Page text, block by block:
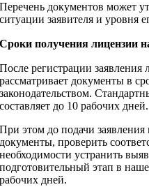
Перечень документов может
ситуации заявителя и уровня
Сроки получения лицензии
После регистрации
рассматривает документы в
законодательством.
составляет до 10 рабочих дней.
При этом до подачи заявления
документы, проверить
необходимости устранить
подготовительный этап в
рабочих дней.